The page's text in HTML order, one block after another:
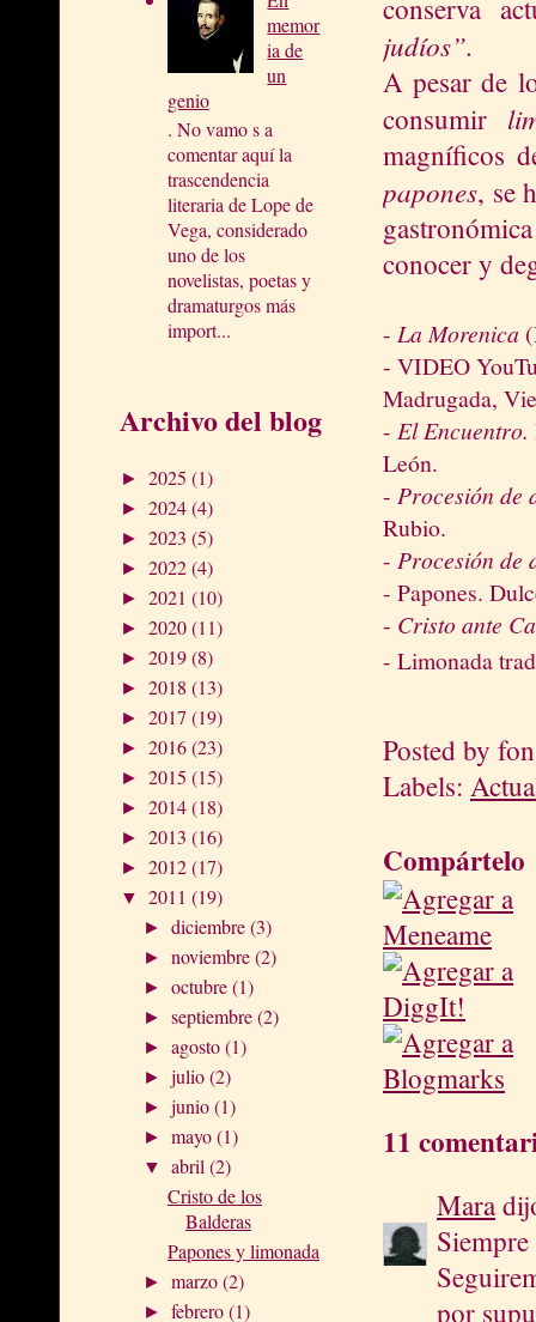
memor
ia de
un
genio
. No vamo s a
comentar aquí la
trascendencia
literaria de Lope de
Vega, considerado
uno de los
novelistas, poetas y
dramaturgos más
import...
Archivo del blog
► 2025 (1)
► 2024(4)
► 2023 (5)
► 2022(4)
► 2021 (10)
► 2020(11)
► 2019(8)
► 2018 (13)
► 2017 (19)
► 2016(23)
► 2015 (15)
► 2014(18)
► 2013 (16)
► 2012(17)
▼ 2011 (19)
►diciembre(3)
►noviembre(2)
►octubre(1)
►septiembre(2)
►agosto(1)
►julio(2)
►junio(1)
►mayo(1)
▼abril(2)
Cristo de los
Balderas
Papones y limonada
►marzo(2)
►febrero(1)
conserva
judíos”.
A pesar de
consumir
magníficos
papones, se
conocer y
- La Morenica
- VIDEO
Madrugada,
- El Encuentro.
León.
- Procesión de
Rubio.
- Procesión de
- Papones.
- Cristo ante
- Limonada
Posted by
Labels:
Compártelo
11
Mara
por